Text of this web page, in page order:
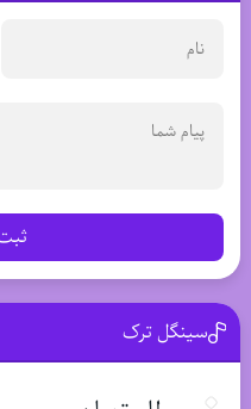
سینگل ترک